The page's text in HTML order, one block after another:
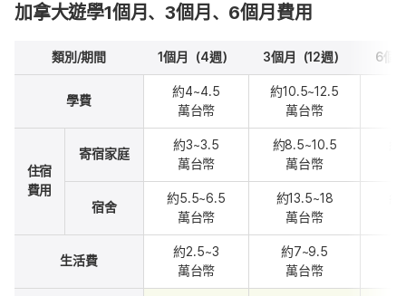
加拿大遊學1個月、3個月、6個月費用
類別/期間 1個月（4週） 3個月（12週） 6個
學費
約4~4.5
萬台幣
約10.5~12.5
萬台幣
住宿
費用
寄宿家庭
約3~3.5
萬台幣
約8.5~10.5
萬台幣
宿舍
約5.5~6.5
萬台幣
約13.5~18
萬台幣
生活費
約2.5~3
萬台幣
約7~9.5
萬台幣